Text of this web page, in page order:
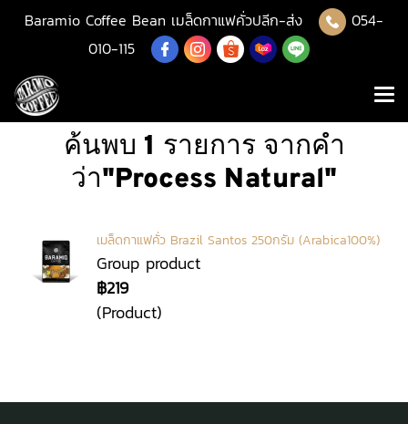
Baramio Coffee Bean เมล็ดกาแฟคั่วปลีก-ส่ง
054-
010-115
ค้นพบ 1 รายการ จากคำ
ว่า"Process Natural"
เมล็ดกาแฟคั่ว Brazil Santos 250กรัม (Arabica100%)
Group product
฿219
(Product)